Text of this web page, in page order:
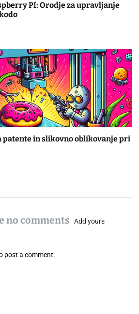
PI: Orodje za upravljanje
patente in slikovno oblikovanje pri
no comments Add yours
post a comment.